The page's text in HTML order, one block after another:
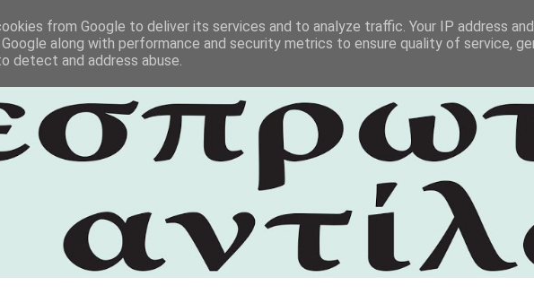
from Google to deliver its services and to analyze traffic. Your IP address
along with performance and security metrics to ensure quality of service,
detect and address abuse.